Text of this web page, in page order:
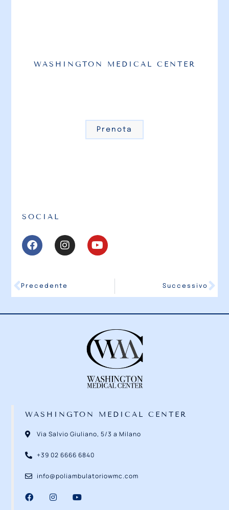
WASHINGTON MEDICAL CENTER
Prenota
SOCIAL
Follow
Precedente Successivo
WASHINGTON MEDICAL CENTER
Via Salvio Giuliano, 5/3 a Milano
+39 02 6666 6840
info@poliambulatoriowmc.com